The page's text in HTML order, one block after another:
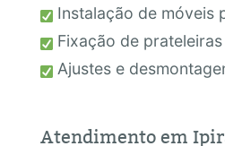
Instalação de móveis
Fixação de prateleiras
Ajustes e
Atendimento em